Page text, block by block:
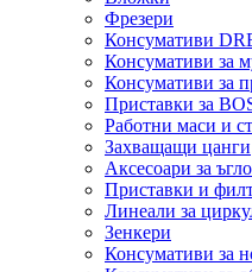
Фрезери
Консумативи
Консумативи за
Консумативи за
Приставки за
Работни маси и
Захващащи цанги
Аксесоари за
Приставки и
Линеали за
Зенкери
Консумативи за